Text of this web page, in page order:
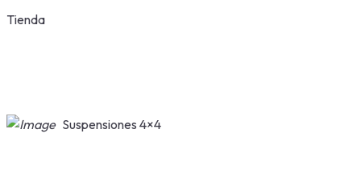
Tienda
Suspensiones 4×4